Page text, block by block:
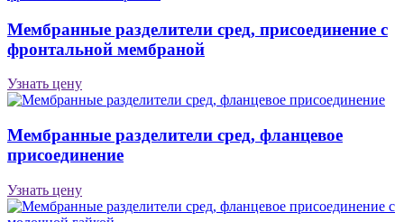
Мембранные разделители сред, присоединение с
фронтальной мембраной
Узнать цену
Мембранные разделители сред, фланцевое
присоединение
Узнать цену